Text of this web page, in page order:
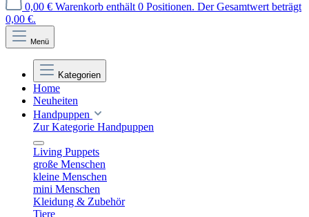
0,00 € Warenkorb enthält 0 Positionen. Der Gesamtwert beträgt
0,00 €.
Menü
Kategorien
Home
Neuheiten
Handpuppen
Zur Kategorie Handpuppen
Living Puppets
große Menschen
kleine Menschen
mini Menschen
Kleidung & Zubehör
Tiere